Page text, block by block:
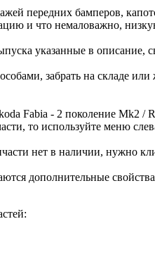
передних бамперов,
и что немаловажно,
указанные в описание,
забрать на складе
Fabia - 2 поколение Mk2 /
то используйте меню
нет в наличии, нужно
дополнительные